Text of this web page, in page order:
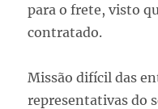
para o frete, visto
contratado.
Missão difícil das
representativas do